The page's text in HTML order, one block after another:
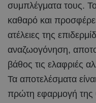
συμπλέγματα τους.
καθαρό και
ατέλειες της
αναζωογόνηση,
βάθος τις ελαφριές
Τα αποτελέσματα
πρώτη εφαρμογή της